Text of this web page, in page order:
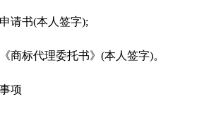
请书(本人签字);
商标代理委托书》(本人签字)。
项